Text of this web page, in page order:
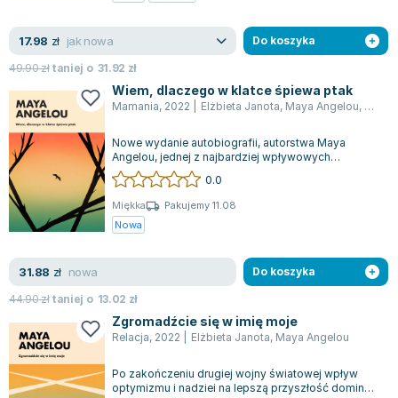
Agata Passent
Michel Moran
Maciej Orłoś
Jo Nesbo
Katarzyna Miller
Antoine de Saint Exupery
Lew Tołstoj
Mark Twain
Marcin Meller
ks. Piotr Pawlukiewicz
Jarosław Sokołowski
Piotr Latocha
Michael Scott
Piotr Semka
Jarosław Iwaszkiewicz
17.98 zł jak nowa
49.90złtaniej o 31.92 zł
Do koszyka
Wiem, dlaczego w klatce śpiewa ptak
Mamania, 2022 Elżbieta Janota, Maya Angelou, praca
Nowe wydanie autobiografii, autorstwa Maya
Angelou, jednej z najbardziej wpływowych
afroamerykańskich pisarek i poetek XX wieku, z...
0.0
Miękka
Pakujemy 11.08
Nowa
31.88 zł nowa
44.90złtaniej o 13.02 zł
Do koszyka
Zgromadźcie się w imię moje
Relacja, 2022 Elżbieta Janota, Maya Angelou
Po zakończeniu drugiej wojny światowej wpływ
optymizmu i nadziei na lepszą przyszłość dominuje